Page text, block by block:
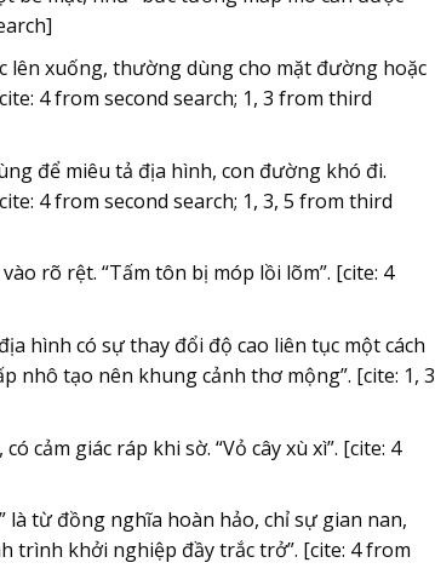
lên xuống, thường dùng cho mặt đường hoặc
4 from second search; 1, 3 from third
để miêu tả địa hình, con đường khó đi.
4 from second search; 1, 3, 5 from third
rõ rệt. “Tấm tôn bị móp lồi lõm”. [cite: 4
hình có sự thay đổi độ cao liên tục một cách
nhô tạo nên khung cảnh thơ mộng”. [cite: 1, 3
cảm giác ráp khi sờ. “Vỏ cây xù xì”. [cite: 4
là từ đồng nghĩa hoàn hảo, chỉ sự gian nan,
trình khởi nghiệp đầy trắc trở”. [cite: 4 from